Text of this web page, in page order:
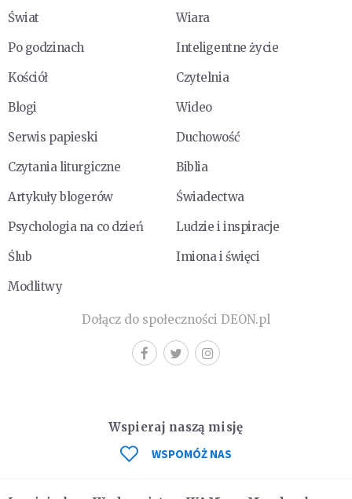
Świat
Wiara
Po godzinach
Inteligentne życie
Kościół
Czytelnia
Blogi
Wideo
Serwis papieski
Duchowość
Czytania liturgiczne
Biblia
Artykuły blogerów
Świadectwa
Psychologia na co dzień
Ludzie i inspiracje
Ślub
Imiona i święci
Modlitwy
Dołącz do społeczności DEON.pl
Wspieraj naszą misję
WSPOMÓŻ NAS